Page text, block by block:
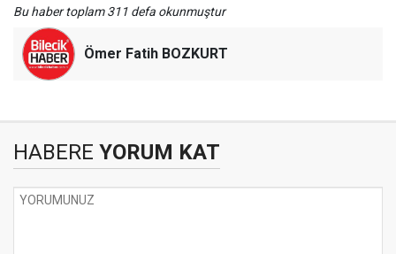
Bu haber toplam 311 defa okunmuştur
Ömer Fatih BOZKURT
HABERE YORUM KAT